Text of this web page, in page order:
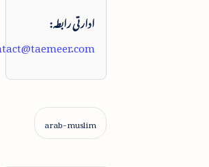
ادارتی رابطہ: